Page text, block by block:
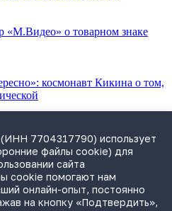
«М.Видео» о товарном знаке
космонавт Кикина о том,
руб. убытков из-за размытой
России в споре с Yukos
7704317790) использует
файлы cookie) для
сайта
cookie помогают нам
онлайн-опыт, постоянно
на кнопку «Подтвердить»,